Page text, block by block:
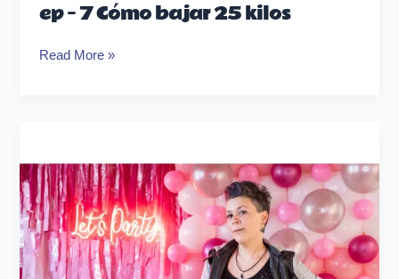
ep – 7 Cómo bajar 25 kilos
Read More »
6
Cambiar
Incomoda